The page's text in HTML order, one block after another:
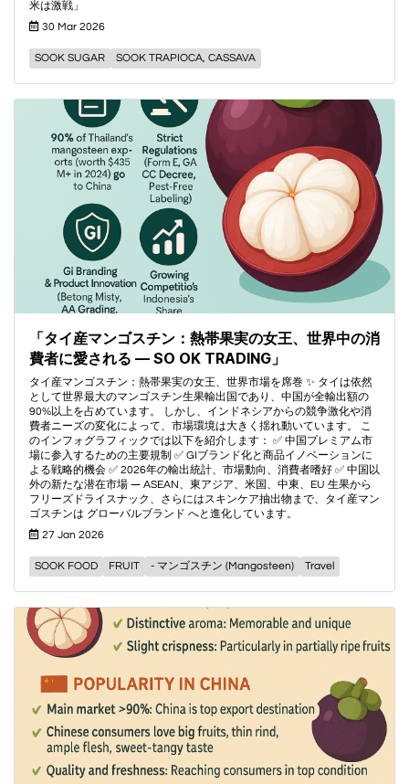
米は激戦」
30 Mar 2026
SOOK SUGAR SOOK TRAPIOCA, CASSAVA
「タイ産マンゴスチン：熱帯果実の女王、世界中の消
費者に愛される — SO OK TRADING」
タイ産マンゴスチン：熱帯果実の女王、世界市場を席巻 ✨ タイは依然
として世界最大のマンゴスチン生果輸出国であり、中国が全輸出額の
90%以上を占めています。 しかし、インドネシアからの競争激化や消
費者ニーズの変化によって、市場環境は大きく揺れ動いています。 こ
のインフォグラフィックでは以下を紹介します： ✅ 中国プレミアム市
場に参入するための主要規制 ✅ GIブランド化と商品イノベーションに
よる戦略的機会 ✅ 2026年の輸出統計、市場動向、消費者嗜好 ✅ 中国以
外の新たな潜在市場 ― ASEAN、東アジア、米国、中東、EU 生果から
フリーズドライスナック、さらにはスキンケア抽出物まで、タイ産マン
ゴスチンは グローバルブランド へと進化しています。
27 Jan 2026
SOOK FOOD FRUIT - マンゴスチン (Mangosteen) Travel